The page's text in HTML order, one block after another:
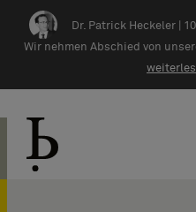
Zum Inhalt springen
Dr. Patrick Heckeler |
Wir nehmen Abschied von